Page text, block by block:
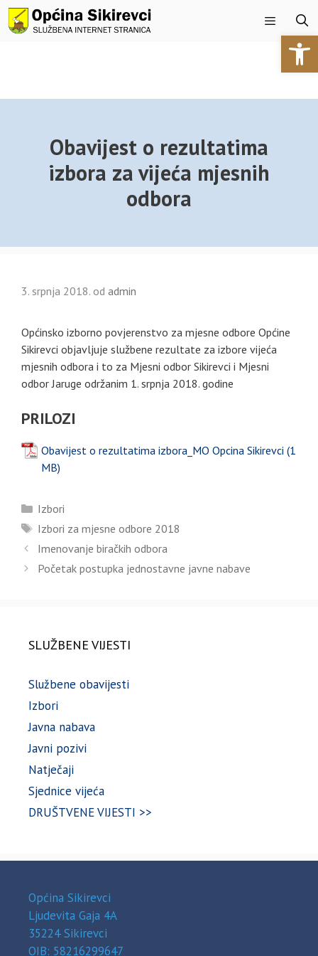
Preskoči
na
Izbornik
Obavijest o rezultatima
izbora za vijeća mjesnih
odbora
3. srpnja 2018. od admin
Općinsko izborno povjerenstvo za mjesne odbore Općine
Sikirevci objavljuje službene rezultate za izbore vijeća
mjesnih odbora i to za Mjesni odbor Sikirevci i Mjesni
odbor Jaruge održanim 1. srpnja 2018. godine
PRILOZI
Obavijest o rezultatima izbora_MO Opcina Sikirevci
Kategorije
Izbori
Oznake
Izbori za mjesne odbore 2018
Imenovanje biračkih odbora
Početak postupka jednostavne javne nabave
SLUŽBENE VIJESTI
Službene obavijesti
Izbori
Javna nabava
Javni pozivi
Natječaji
Sjednice vijeća
DRUŠTVENE VIJESTI >>
Općina Sikirevci
Ljudevita Gaja 4A
35224 Sikirevci
OIB: 58216299647